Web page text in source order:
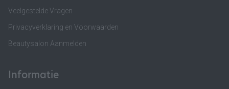
Veelgestelde Vragen
Privacyverklaring en Voorwaarden
Beautysalon Aanmelden
Informatie